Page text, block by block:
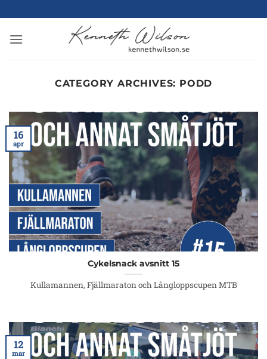
to
content
CATEGORY ARCHIVES: PODD
Cykelsnack avsnitt 15
Kullamannen, Fjällmaraton och Långloppscupen MTB
16
apr
12
mar